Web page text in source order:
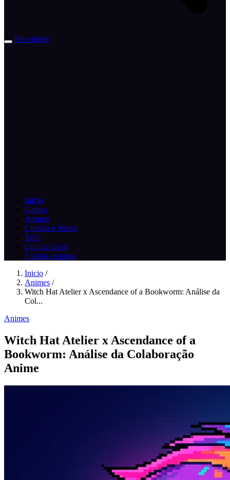
Newsletter
Inicio
Games
Animes
Cinema e Series
Tech
Cultura Geek
// todos os posts
Inicio /
Animes /
Witch Hat Atelier x Ascendance of a Bookworm: Análise da
Col...
Animes
Witch Hat Atelier x Ascendance of a
Bookworm: Análise da Colaboração
Anime